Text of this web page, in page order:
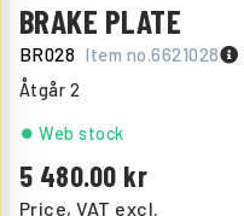
BRAKE PLATE
BR028 Item no.6621028
Åtgår 2
Price, VAT excl.
5 480.00
Web stock